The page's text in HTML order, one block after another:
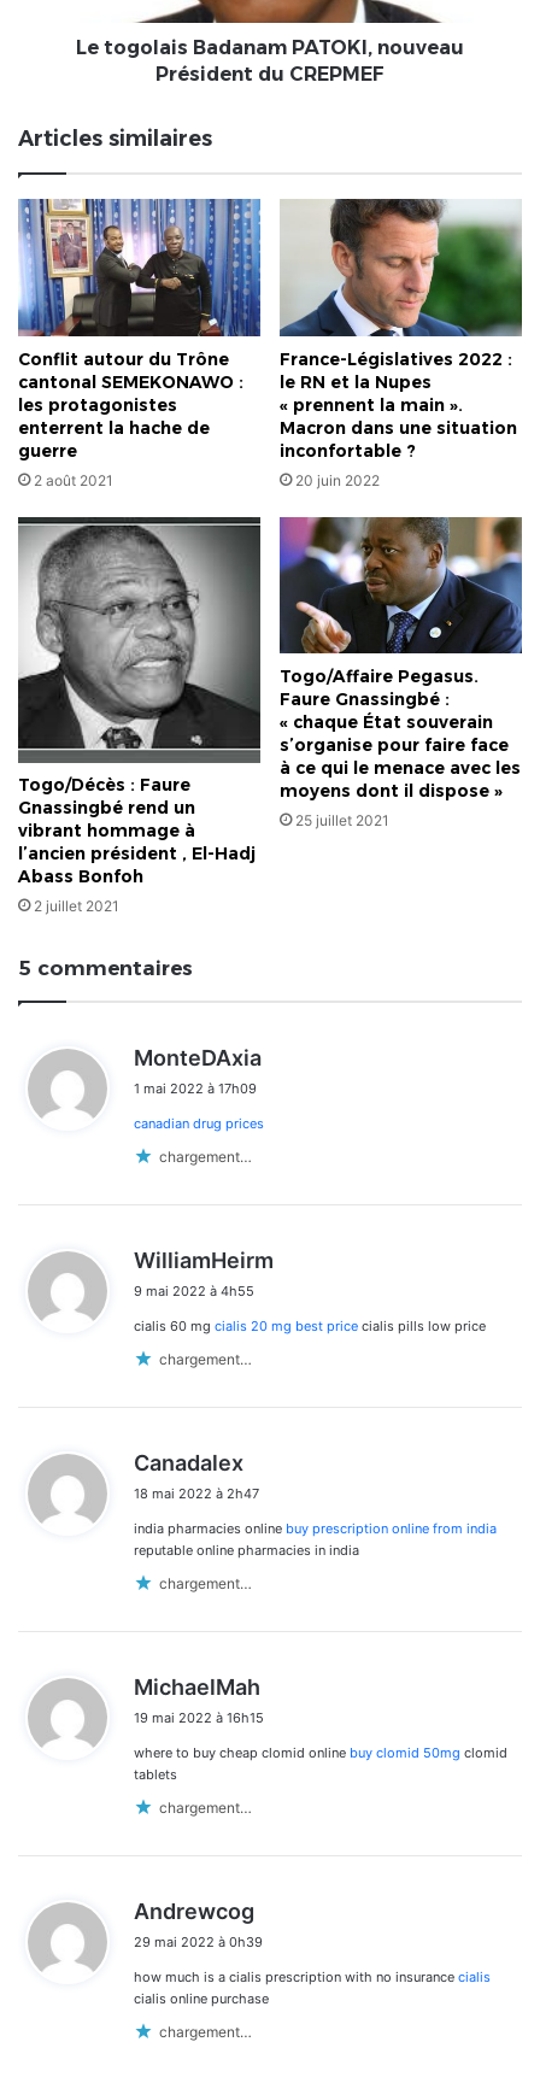
Le togolais Badanam PATOKI, nouveau
Président du CREPMEF
Articles similaires
Conflit autour du Trône
cantonal SEMEKONAWO :
les protagonistes
enterrent la hache de
guerre
2 août 2021
France-Législatives 2022 :
le RN et la Nupes
« prennent la main ».
Macron dans une situation
inconfortable ?
20 juin 2022
Togo/Décès : Faure
Gnassingbé rend un
vibrant hommage à
l’ancien président , El-Hadj
Abass Bonfoh
2 juillet 2021
Togo/Affaire Pegasus.
Faure Gnassingbé :
« chaque État souverain
s’organise pour faire face
à ce qui le menace avec les
moyens dont il dispose »
25 juillet 2021
5 commentaires
MonteDAxia
1 mai 2022 à 17h09
canadian drug prices
chargement…
WilliamHeirm
9 mai 2022 à 4h55
cialis 60 mg cialis 20 mg best price cialis pills low price
chargement…
Canadalex
t
:
18 mai 2022 à 2h47
india pharmacies online buy prescription online from india
reputable online pharmacies in india
chargement…
MichaelMah
t
19 mai 2022 à 16h15
where to buy cheap clomid online buy clomid 50mg clomid
tablets
chargement…
Andrewcog
t
:
29 mai 2022 à 0h39
how much is a cialis prescription with no insurance cialis
cialis online purchase
chargement…